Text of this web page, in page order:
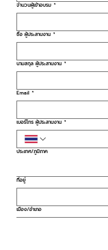
จำนวนผู้เข้าอบรม *
ชื่อ ผู้ประสานงาน *
นามสกุล ผู้ประสานงาน *
Email *
เบอร์โทร ผู้ประสานงาน *
Multi-line address
ประเทศ/ภูมิภาค
ที่อยู่
เมือง/อำเภอ